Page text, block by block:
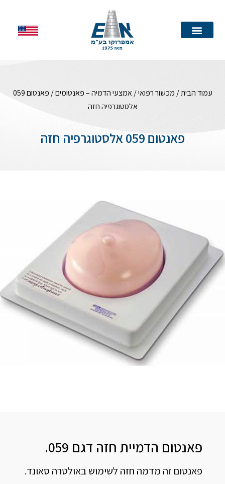
עמוד הבית/ מכשור רפואי/אמצעי הדמיה – פאנטומים
/ פאנטום 059
אלסטוגרפיה חזה
פאנטום 059 אלסטוגרפיה חזה
פאנטום הדמיית חזה דגם 059.
פאנטום זה מדמה חזה לשימוש באולטרה סאונד.